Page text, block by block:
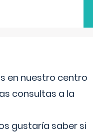
en nuestro centro
consultas a la
gustaría saber si